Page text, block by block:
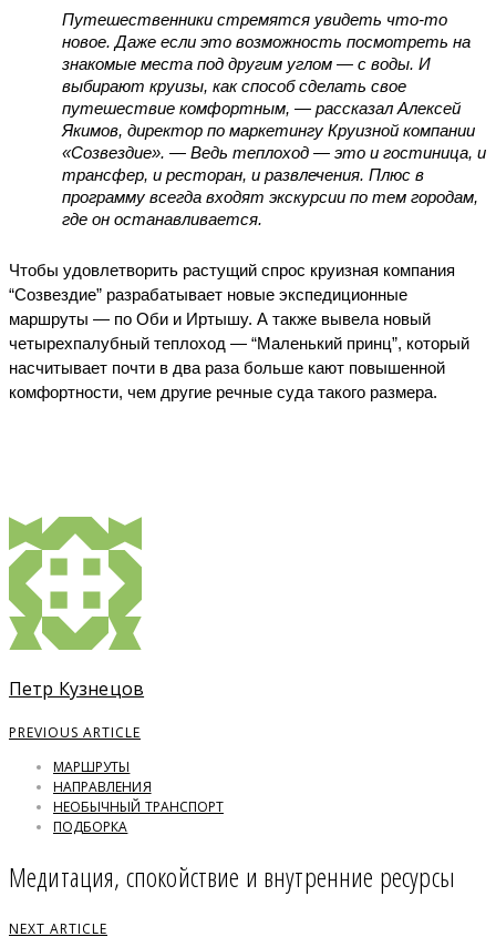
Путешественники стремятся увидеть что-то
новое. Даже если это возможность посмотреть на
знакомые места под другим углом — с воды. И
выбирают круизы, как способ сделать свое
путешествие комфортным, — рассказал Алексей
Якимов, директор по маркетингу Круизной компании
«Созвездие». — Ведь теплоход — это и гостиница, и
трансфер, и ресторан, и развлечения. Плюс в
программу всегда входят экскурсии по тем городам,
где он останавливается.
Чтобы удовлетворить растущий спрос круизная компания
“Созвездие” разрабатывает новые экспедиционные
маршруты — по Оби и Иртышу. А также вывела новый
четырехпалубный теплоход — “Маленький принц”, который
насчитывает почти в два раза больше кают повышенной
комфортности, чем другие речные суда такого размера.
Петр Кузнецов
PREVIOUS ARTICLE
МАРШРУТЫ
НАПРАВЛЕНИЯ
НЕОБЫЧНЫЙ ТРАНСПОРТ
ПОДБОРКА
Медитация, спокойствие и внутренние ресурсы
NEXT ARTICLE